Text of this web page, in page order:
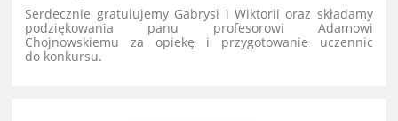
Serdecznie gratulujemy Gabrysi i Wiktorii oraz składamy
podziękowania panu profesorowi Adamowi
Chojnowskiemu za opiekę i przygotowanie uczennic
do konkursu.